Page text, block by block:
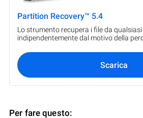
Partition Recovery™ 5.4
Lo strumento recupera i file da
indipendentemente dal motivo della
Scarica
Per fare questo: